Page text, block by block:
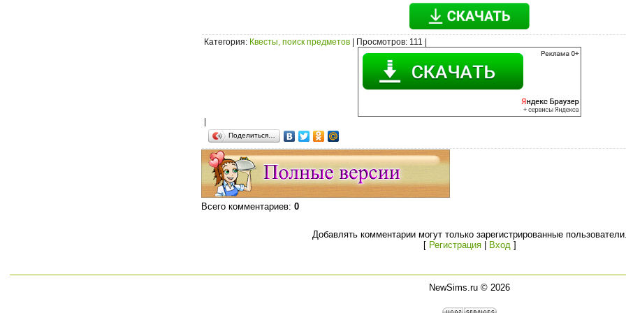
Категория: Квесты, поиск предметов Просмотров: 111 |
Поделиться…
Всего комментариев: 0
Добавлять комментарии могут только зарегистрированные
[ Регистрация| Вход]
NewSims.ru © 2026